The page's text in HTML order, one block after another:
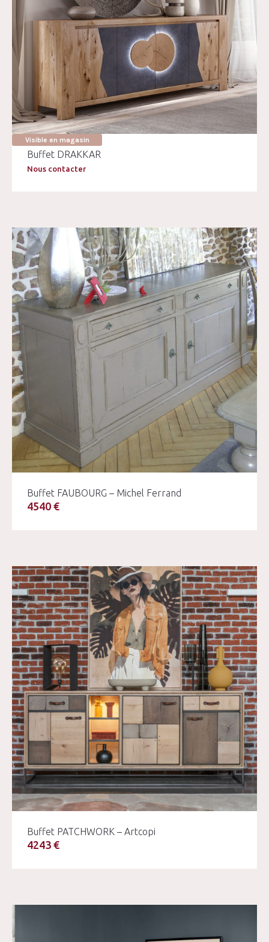
Visible en magasin
Buffet DRAKKAR
Nous contacter
Buffet FAUBOURG – Michel Ferrand
4540 €
Buffet PATCHWORK – Artcopi
4243 €